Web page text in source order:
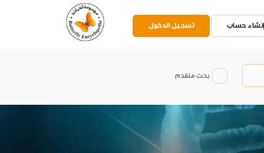
إنشاء حساب تسجيل الدخول
بحث متقدم